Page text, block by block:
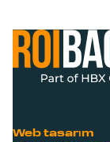
Web tasarım